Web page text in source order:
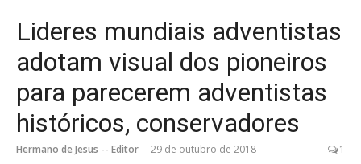
Lideres mundiais adventistas
adotam visual dos pioneiros
para parecerem adventistas
históricos, conservadores
Hermano de Jesus -- Editor 29 de outubro de 2018 1